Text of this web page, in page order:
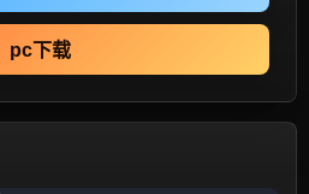
pc下载